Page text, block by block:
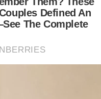
ACLE: Munoz bangga
ACLE: JDT terlepas tiga
ACLE: Munoz tuntut
ACLE: Shanghai Port FC